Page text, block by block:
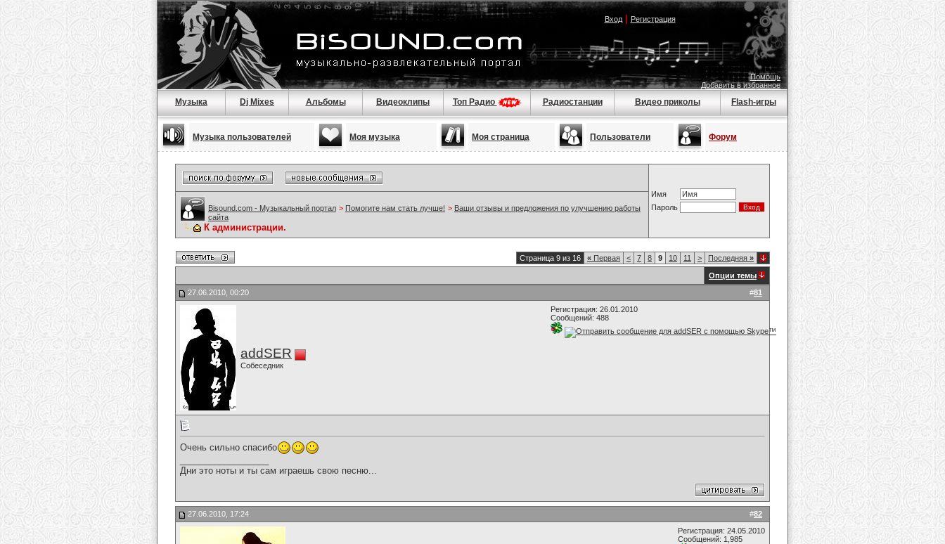
Вход| Регистрация
Помощь
Добавить в избранное
Музыка Dj Mixes Альбомы Видеоклипы Топ Радио Радиостанции Видео приколы Flash-игры
Музыка пользователей Моя музыка Моя страница Пользователи Форум
Имя
Пароль
Bisound.com - Музыкальный портал > Помогите нам стать лучше! > Ваши отзывы и предложения по улучшению работы
сайта
К администрации.
Страница 9 из 16 « Первая < 7 8 9 10 11 > Последняя »
Опции темы
#81
27.06.2010, 00:20
addSER
Собеседник
Регистрация: 26.01.2010
Сообщений: 488
Очень сильно спасибо
Дни это ноты и ты сам играешь свою песню...
#82
27.06.2010, 17:24
Регистрация: 24.05.2010
Сообщений: 1,985